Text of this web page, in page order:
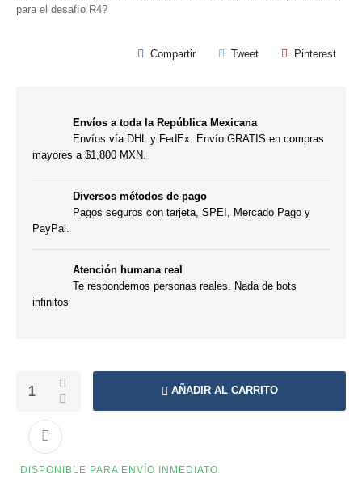
para el desafío R4?
Compartir Tweet Pinterest
Envíos a toda la República Mexicana
Envíos vía DHL y FedEx. Envío GRATIS en compras
mayores a $1,800 MXN.
Diversos métodos de pago
Pagos seguros con tarjeta, SPEI, Mercado Pago y
PayPal.
Atención humana real
Te respondemos personas reales. Nada de bots
infinitos
AÑADIR AL CARRITO
DISPONIBLE PARA ENVÍO INMEDIATO